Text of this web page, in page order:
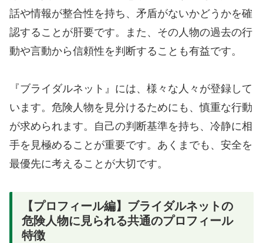
話や情報が整合性を持ち、矛盾がないかどうかを確
認することが肝要です。また、その人物の過去の行
動や言動から信頼性を判断することも有益です。
『ブライダルネット』には、様々な人々が登録して
います。危険人物を見分けるためにも、慎重な行動
が求められます。自己の判断基準を持ち、冷静に相
手を見極めることが重要です。あくまでも、安全を
最優先に考えることが大切です。
【プロフィール編】ブライダルネットの
危険人物に見られる共通のプロフィール
特徴